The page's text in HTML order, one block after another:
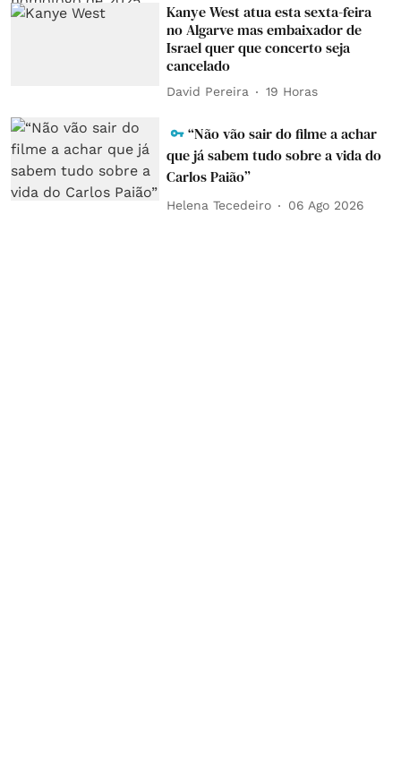
Kanye West atua esta sexta-feira
no Algarve mas embaixador de
Israel quer que concerto seja
cancelado
David Pereira 19 Horas
“Não vão sair do filme a achar
que já sabem tudo sobre a vida do
Carlos Paião”
Helena Tecedeiro 06 Ago 2026